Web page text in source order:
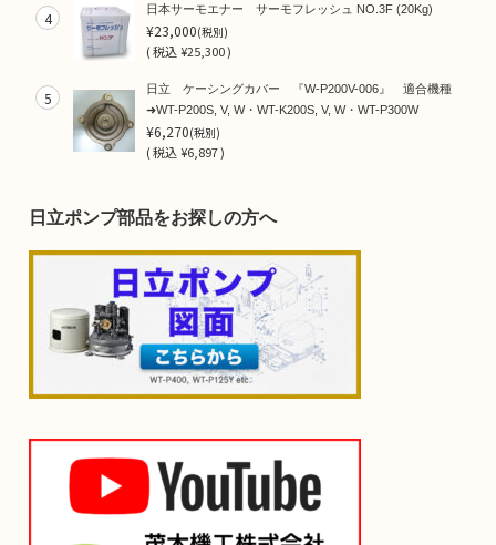
4 日本サーモエナー サーモフレッシュ NO.3F (20Kg)
¥23,000(税別)
(税込¥25,300 )
5
日立 ケーシングカバー 『W-P200V-006』 適合機種
➜WT-P200S, V, W・WT-K200S, V, W・WT-P300W
¥6,270(税別)
(税込¥6,897 )
日立ポンプ部品をお探しの方へ